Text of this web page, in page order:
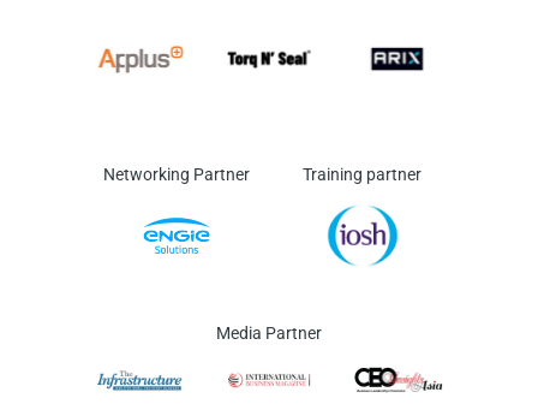
Networking Partner Training partner
Media Partner